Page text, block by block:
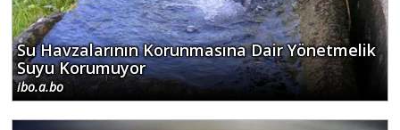
Su Havzalarının Korunmasına Dair Yönetmelik
Suyu Korumuyor
ibo.a.bo